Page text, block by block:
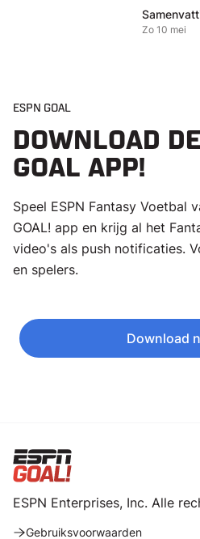
Zo 10 mei
ESPN GOAL
DOWNLOAD
GOAL APP!
Speel ESPN Fantasy Voetbal
GOAL! app en krijg al het
video's als push notificaties.
en spelers.
Download
ESPN Enterprises, Inc. Alle
Gebruiksvoorwaarden